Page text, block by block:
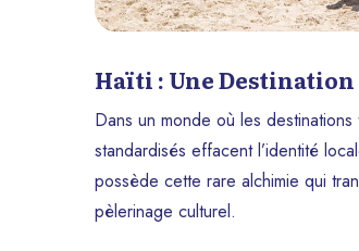
Haïti : Une
Dans un monde où les
standardisés effacent l’identité
possède cette rare alchimie qui
pèlerinage culturel.